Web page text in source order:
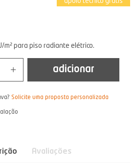
m² para piso radiante elétrico.
adicionar
Solicite uma proposta personalizada
Avaliações